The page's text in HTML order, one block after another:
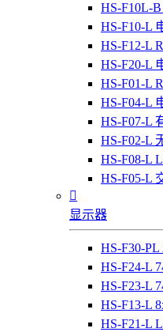
HS-F10L-
HS-F10-L
HS-F12-L
HS-F20-L
HS-F01-L
HS-F04-L
HS-F07-L
HS-F02-L
HS-F08-L
HS-F05-L

显示器
HS-F30-
HS-F24-L
HS-F23-L
HS-F13-L
HS-F21-L